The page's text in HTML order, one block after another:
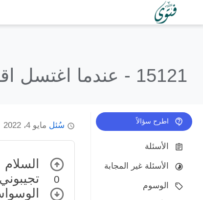
15121 - عندما اغتسل
اطرح سؤالاً
الأسئلة
الأسئلة غير المجابة
الوسوم
سُئل مايو 4، 2022
0